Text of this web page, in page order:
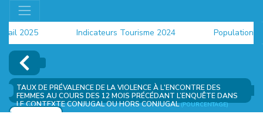
2025 Indicateurs Tourisme 2024 Population 2024
TAUX DE PRÉVALENCE DE LA VIOLENCE À L'ENCONTRE DES
FEMMES AU COURS DES 12 MOIS PRÉCÉDANT L’ENQUÊTE DANS
LE CONTEXTE CONJUGAL OU HORS CONJUGAL(POURCENTAGE)